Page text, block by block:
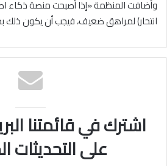
وأضافت المنظمة «إذا أصبحت منصة ذكاء
انتحار) لمراهق ضعيف، فيجب أن يكون ذلك
اشترك في قائمتنا
على التحديثات